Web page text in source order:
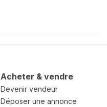
Acheter & vendre
Devenir vendeur
Déposer une annonce